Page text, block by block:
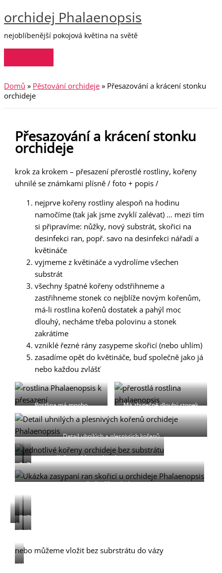
na
orchidej Phalaenopsis
nejoblíbenější pokojová květina na světě
Domů » Pěstování orchideje » Přesazování a krácení stonku
orchideje
Přesazování a krácení stonku
orchideje
krok za krokem – přesazení přerostlé rostliny, kořeny
uhnilé se známkami plísně / foto + popis /
nejprve kořeny rostliny alespoň na hodinu
namočíme (tak jak jsme zvyklí zalévat) … mezi tím
si připravíme: nůžky, nový substrát, skořici na
desinfekci ran, popř. savo na desinfekci nářadí a
květináče
vyjmeme z květináče a vydrolíme všechen
substrát
všechny špatné kořeny odstřihneme a
zastřihneme stonek co nejblíže novým kořenům,
má-li rostlina kořenů dostatek a pahýl moc
dlouhý, necháme třeba polovinu a stonek
zakrátíme
vzniklé řezné rány zasypeme skořicí (nebo uhlím)
zasadíme opět do květináče, buď společně jako já
nebo každou zvlášť
Rostlina má mnoho
odumřelých kořenů, kde je již
zřejmý výsyt plísně
Má zbytečně dlouhý stonek
(pahýl) a dostatek nových
kořenů
Detail uhnilých a plesnivých kořenů
Kořeny již bez substrátu
Zakrácení
stonku
1
Zakrácení
stonku
1
/foto
2/
ošetření řezné rány
Rostlina
2
k
zasazení
Rostlina
1
k
Opět
Kořeny
opatrně
zatočené
A
substrátem
nebo můžeme vložit bez subrstrátu do vázy
Varianta